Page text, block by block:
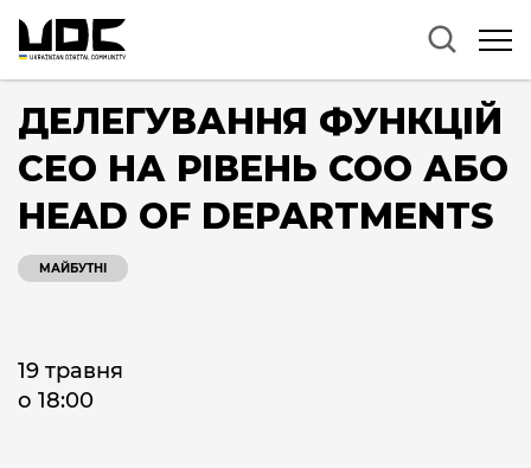
ДЕЛЕГУВАННЯ ФУНКЦІЙ
CEO НА РІВЕНЬ COO АБО
HEAD OF DEPARTMENTS
МАЙБУТНІ
19 травня
о 18:00